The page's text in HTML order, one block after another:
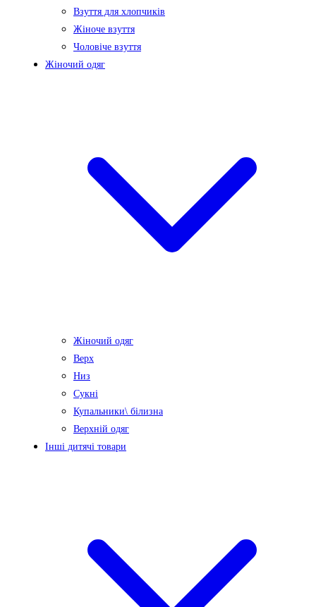
Взуття для хлопчиків
Жіноче взуття
Чоловіче взуття
Жіночий одяг
Жіночий одяг
Верх
Низ
Сукні
Купальники\ білизна
Верхній одяг
Інші дитячі товари